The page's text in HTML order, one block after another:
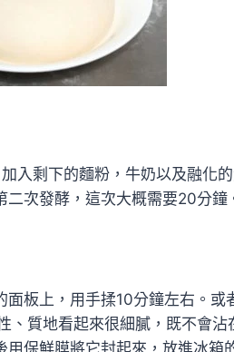
入剩下的麵粉，牛奶以及融化
二次發酵，這次大概需要20分鐘
板上，用手揉10分鐘左右。或
、質地看起來很細膩，既不會沾